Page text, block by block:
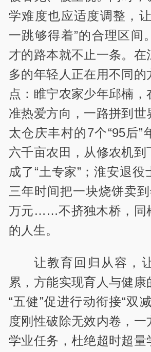
学难度也应适度调整，
一跳够得着”的合理区间
才的路本就不止一条。在
多的年轻人正在用不同的
点：睢宁农家少年邱楠，
准热爱方向，一路拼到世
太仓庆丰村的7个“95后”
六千亩农田，从修农机到
成了“土专家”；淮安退役
三年时间把一块烧饼卖
万元……不挤独木桥，同
的人生。
让教育回归从容，
累，方能实现育人与健康
“五健”促进行动衔接“双
度刚性破除无效内卷，一
学业任务，杜绝超时超量